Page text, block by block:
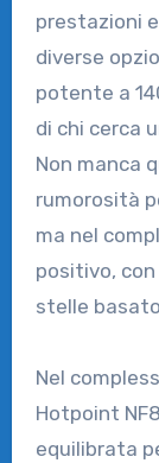
prestazioni
diverse
potente a
di chi cerca
Non manca
rumorosità
ma nel
positivo,
stelle
Nel
Hotpoint
equilibrata